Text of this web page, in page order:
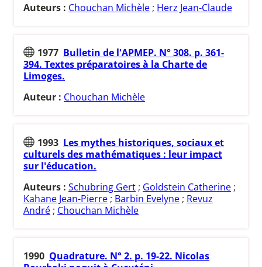
Auteurs : Chouchan Michèle ; Herz Jean-Claude
1977 Bulletin de l'APMEP. N° 308. p. 361-
394. Textes préparatoires à la Charte de
Limoges.
Auteur : Chouchan Michèle
1993 Les mythes historiques, sociaux et
culturels des mathématiques : leur impact
sur l'éducation.
Auteurs : Schubring Gert ; Goldstein Catherine ;
Kahane Jean-Pierre ; Barbin Evelyne ; Revuz
André ; Chouchan Michèle
1990 Quadrature. N° 2. p. 19-22. Nicolas